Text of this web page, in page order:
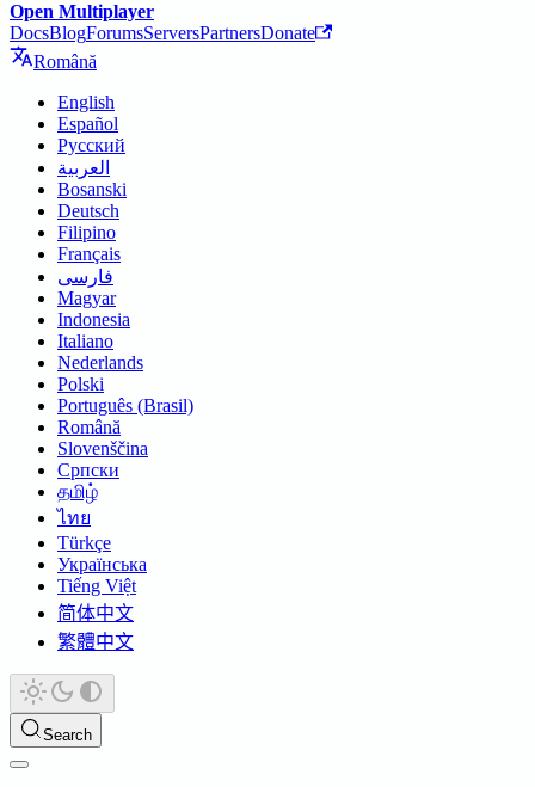
Open Multiplayer
DocsBlogForumsServersPartnersDonate
Română
English
Español
Русский
العربية
Bosanski
Deutsch
Filipino
Français
فارسی
Magyar
Indonesia
Italiano
Nederlands
Polski
Português (Brasil)
Română
Slovenščina
Српски
தமிழ்
ไทย
Türkçe
Українська
Tiếng Việt
简体中文
繁體中文
Search